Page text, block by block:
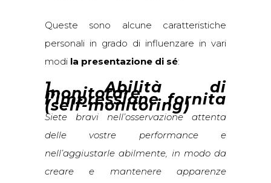
Queste sono alcune caratteristiche
personali in grado di influenzare in vari
modi la presentazione di sé:
1. Abilità di
monitorare
l’impressione fornita
(self-monitoring)
Siete bravi nell’osservazione attenta
delle vostre performance e
nell’aggiustarle abilmente, in modo da
creare e mantenere apparenze